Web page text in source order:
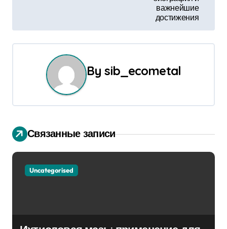
а
о
з
важнейшие
достижения
Bysib_ecometal
Связанные записи
Uncategorised